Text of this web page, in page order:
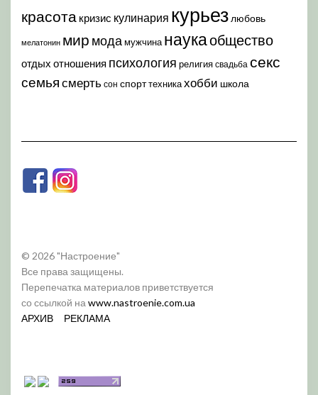
красота кризис кулинария курьез любовь
мелатонин мир модамужчина наукаобщество
отдых отношения психология религия свадьба секс
семья смерть сон спорттехникахобби школа
© 2026 "Настроение"
Все права защищены.
Перепечатка материалов приветствуется
со ссылкой на www.nastroenie.com.ua
АРХИВ
РЕКЛАМА